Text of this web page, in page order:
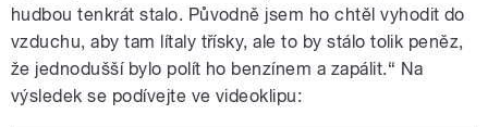
hudbou tenkrát stalo. Původně jsem ho chtěl vyhodit do
vzduchu, aby tam lítaly třísky, ale to by stálo tolik peněz,
že jednodušší bylo polít ho benzínem a zapálit.“ Na
výsledek se podívejte ve videoklipu: